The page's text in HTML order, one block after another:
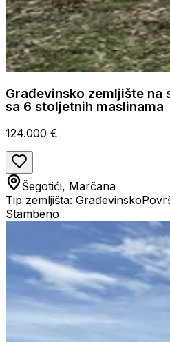
Građevinsko zemljište na
sa 6 stoljetnih maslinama
124.000 €
Šegotići, Marčana
Tip zemljišta: Građevinsko
Stambeno